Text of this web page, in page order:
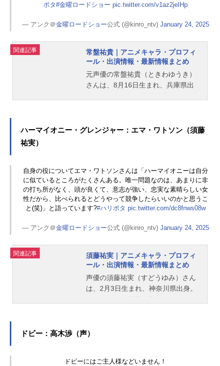
ポタ#金曜ロードショー pic.twitter.com/v1az2jeIHp
— アンク＠金曜ロードショー公式 (@kinro_ntv) January 24, 2025
関連記事
常盤祐貴｜アニメキャラ・プロフィ
ール・出演情報・最新情報まとめ
元声優の常盤祐貴（ときわゆうき）
さんは、8月16日生まれ、兵庫県出
ハーマイオニー・グレンジャー：エマ・ワトソン（須藤
祐実）
自身の役についてエマ・ワトソンさんは「ハーマイオニーは自分
に似ているところがたくさんある。唯一問題なのは、あまりに非
の打ち所がなく、頭が良くて、意志が強い、忠実な素晴らしい女
性だから、比べられるとどうやって競争したらいいのかと思うこ
と(笑)」と語っています?#ハリポタ pic.twitter.com/dc8fnws08w
— アンク＠金曜ロードショー公式 (@kinro_ntv) January 24, 2025
関連記事
須藤祐実｜アニメキャラ・プロフィ
ール・出演情報・最新情報まとめ
声優の須藤祐実（すどうゆみ）さん
は、2月3日生まれ、神奈川県出身。
ドビー：高木渉（声）
ドビーにはご主人様などいません！